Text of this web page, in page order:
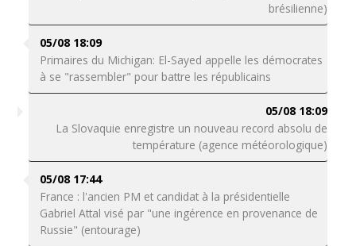
brésilienne)
05/08 18:09
Primaires du Michigan: El-Sayed appelle les démocrates
à se "rassembler" pour battre les républicains
05/08 18:09
La Slovaquie enregistre un nouveau record absolu de
température (agence météorologique)
05/08 17:44
France : l'ancien PM et candidat à la présidentielle
Gabriel Attal visé par "une ingérence en provenance de
Russie" (entourage)